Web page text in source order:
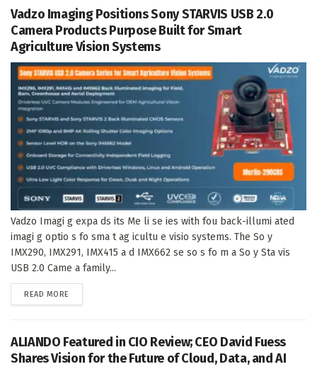
Vadzo Imaging Positions Sony STARVIS USB 2.0
Camera Products Purpose Built for Smart
Agriculture Vision Systems
Vadzo Imagi g expa ds its Me li se ies with fou back-illumi ated
imagi g optio s fo sma t ag icultu e visio systems. The So y
IMX290, IMX291, IMX415 a d IMX662 se so s fo m a So y Sta vis
USB 2.0 Came a family...
READ MORE
ALIANDO Featured in CIO Review; CEO David Fuess
Shares Vision for the Future of Cloud, Data, and AI